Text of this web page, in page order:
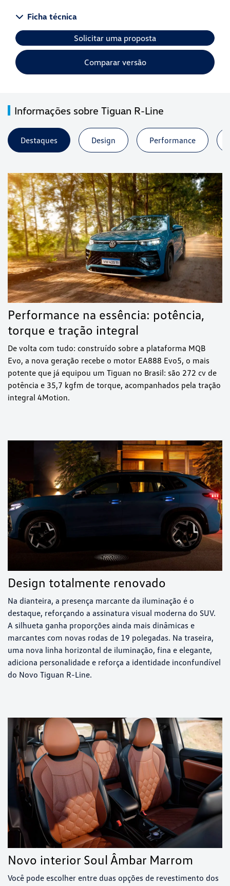
Ficha técnica
Solicitar uma proposta
Comparar versão
Informações sobre Tiguan R-Line
Destaques Design Performance
Performance na essência: potência,
torque e tração integral
De volta com tudo: construído sobre a plataforma MQB
Evo, a nova geração recebe o motor EA888 Evo5, o mais
potente que já equipou um Tiguan no Brasil: são 272 cv de
potência e 35,7 kgfm de torque, acompanhados pela tração
integral 4Motion.
Design totalmente renovado
Na dianteira, a presença marcante da iluminação é o
destaque, reforçando a assinatura visual moderna do SUV.
A silhueta ganha proporções ainda mais dinâmicas e
marcantes com novas rodas de 19 polegadas. Na traseira,
uma nova linha horizontal de iluminação, fina e elegante,
adiciona personalidade e reforça a identidade inconfundível
do Novo Tiguan R-Line.
Novo interior Soul Âmbar Marrom
Você pode escolher entre duas opções de revestimento dos